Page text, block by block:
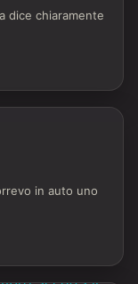
dice chiaramente
in auto uno